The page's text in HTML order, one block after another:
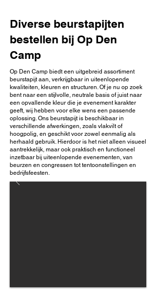
Diverse beurstapijten
bestellen bij Op Den
Camp
Op Den Camp biedt een uitgebreid assortiment
beurstapijt aan, verkrijgbaar in uiteenlopende
kwaliteiten, kleuren en structuren. Of je nu op zoek
bent naar een stijlvolle, neutrale basis of juist naar
een opvallende kleur die je evenement karakter
geeft, wij hebben voor elke wens een passende
oplossing. Ons beurstapijt is beschikbaar in
verschillende afwerkingen, zoals vlakvilt of
hoogpolig, en geschikt voor zowel eenmalig als
herhaald gebruik. Hierdoor is het niet alleen visueel
aantrekkelijk, maar ook praktisch en functioneel
inzetbaar bij uiteenlopende evenementen, van
beurzen en congressen tot tentoonstellingen en
bedrijfsfeesten.